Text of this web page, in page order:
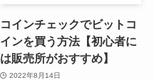
コインチェックでビットコ
インを買う方法【初心者に
は販売所がおすすめ】
2022年8月14日